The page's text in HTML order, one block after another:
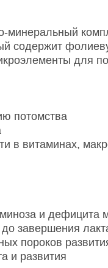
содержит
для
потомства
в витаминах,
и дефицита
завершения
пороков
и развития